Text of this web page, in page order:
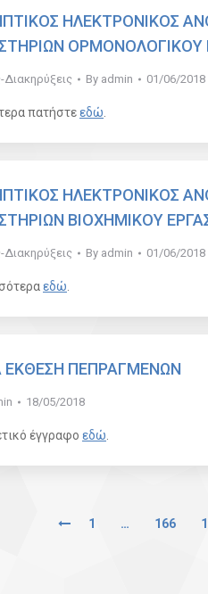
ΗΛΕΚΤΡΟΝΙΚΟΣ
By admin 01/06/2018
πατήστεεδώ
ΗΛΕΚΤΡΟΝΙΚΟΣ
ΒΙΟΧΗΜΙΚΟΥ
By admin 01/06/2018
εδώ
ΕΚΘΕΣΗ ΠΕΠΡΑΓΜΕΝΩΝ
18/05/2018
έγγραφο εδώ
1 … 166